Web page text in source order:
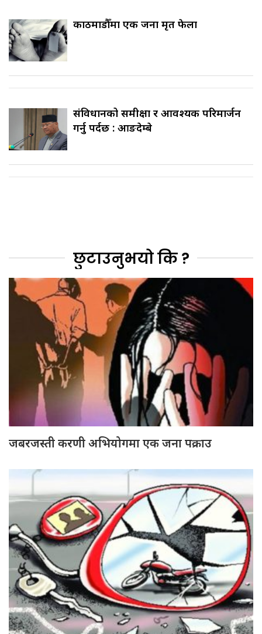
काठमाडौँमा एक जना मृत फेला
संविधानको समीक्षा र आवश्यक परिमार्जन
गर्नु पर्दछ : आङदेम्बे
छुटाउनुभयो कि ?
जबरजस्ती करणी अभियोगमा एक जना पक्राउ